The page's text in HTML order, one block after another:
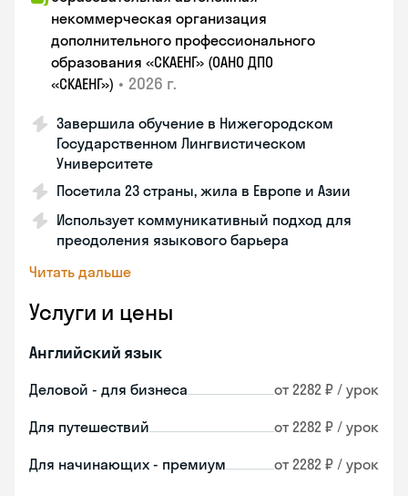
некоммерческая организация
дополнительного профессионального
образования «СКАЕНГ» (ОАНО ДПО
«СКАЕНГ») • 2026 г.
Завершила обучение в Нижегородском
Государственном Лингвистическом
Университете
Посетила 23 страны, жила в Европе и Азии
Использует коммуникативный подход для
преодоления языкового барьера
Читать дальше
Услуги и цены
Английский язык
Деловой - для бизнеса от 2282 ₽ / урок
Для путешествий от 2282 ₽ / урок
Для начинающих - премиум от 2282 ₽ / урок